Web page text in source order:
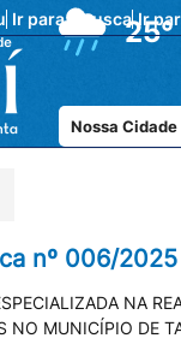
Ir para a busca Ir
25°
Nossa Cidade
nº 006/2025
NA
NO MUNICÍPIO DE